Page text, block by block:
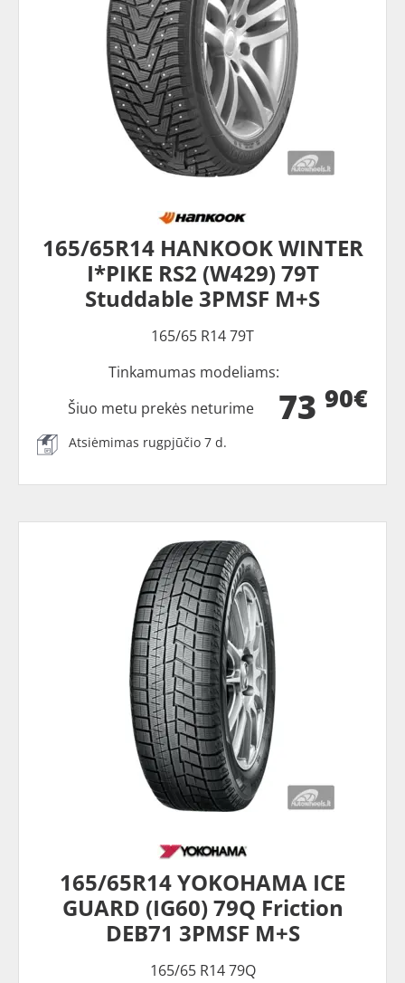
165/65R14 HANKOOK WINTER
I*PIKE RS2 (W429) 79T
Studdable 3PMSF M+S
165/65 R14 79T
Tinkamumas modeliams:
73 90€
Šiuo metu prekės neturime
Atsiėmimas rugpjūčio 7 d.
165/65R14 YOKOHAMA ICE
GUARD (IG60) 79Q Friction
DEB71 3PMSF M+S
165/65 R14 79Q